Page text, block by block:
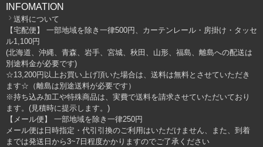
INFOMATION
送料について
【宅配便】 一部地域を除き一律500円、カーテンレール・房掛け・タッセ
ル1,100円
(北海道、沖縄、青森、岩手、宮城、秋田、山形、福島、離島への配送は
別途料金が必要です)
☆13,200円以上お買い上げ頂いた場合は、送料は無料とさせていただき
ます☆（離島は別途送料が必要です）
※持ち込み加工や特殊商品は、実費で送料を請求させていただいており
ます。(見積時に提示します。)
【メール便】 一部地域を除き一律250円
メール便は日時指定・代引引換のご利用はいただけません、また、到着
までは発送日から3~7日程度かかりますのでご了承ください